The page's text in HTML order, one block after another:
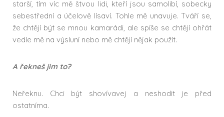
starší, tím víc mě štvou lidi, kteří jsou samolibí, sobecky
sebestřední a účelově lísaví. Tohle mě unavuje. Tváří se,
že chtějí být se mnou kamarádi, ale spíše se chtějí ohřát
vedle mě na výsluní nebo mě chtějí nějak použít.
A řekneš jim to?
Neřeknu. Chci být shovívavej a neshodit je před
ostatníma.